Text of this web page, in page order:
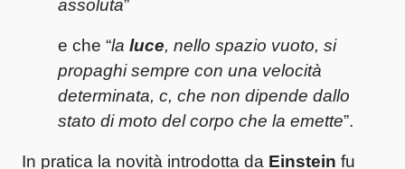
assoluta”
e che “la luce, nello spazio vuoto, si
propaghi sempre con una velocità
determinata, c, che non dipende dallo
stato di moto del corpo che la emette”.
In pratica la novità introdotta da Einstein fu